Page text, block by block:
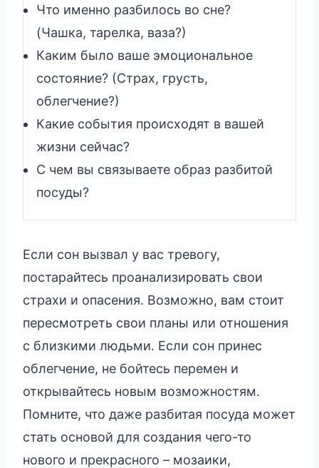
Что именно разбилось во сне?
(Чашка, тарелка, ваза?)
Каким было ваше эмоциональное
состояние? (Страх, грусть,
облегчение?)
Какие события происходят в вашей
жизни сейчас?
С чем вы связываете образ разбитой
посуды?
Если сон вызвал у вас тревогу,
постарайтесь проанализировать свои
страхи и опасения. Возможно, вам стоит
пересмотреть свои планы или отношения
с близкими людьми. Если сон принес
облегчение, не бойтесь перемен и
открывайтесь новым возможностям.
Помните, что даже разбитая посуда может
стать основой для создания чего-то
нового и прекрасного – мозаики,